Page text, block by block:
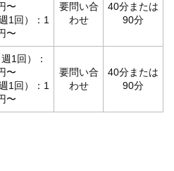
〜
1回）：1
〜
要問い合
わせ
40分または
90分
1回）：
〜
1回）：1
〜
要問い合
わせ
40分または
90分